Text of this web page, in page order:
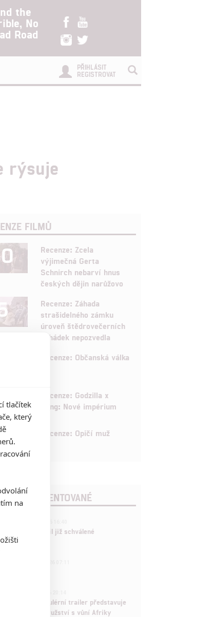
the
No
Road
PŘIHLÁSIT
REGISTROVAT
rýsuje
FILMŮ
Recenze: Zcela
výjimečná Gerta
Schnirch nebarví hnus
českých dějin narůžovo
Recenze: Záhada
strašidelného zámku
úroveň štědrovečerních
pohádek nepozvedla
Recenze: Občanská válka
Recenze: Godzilla x
Kong: Nové impérium
Recenze: Opičí muž
KOMENTOVANÉ
nečekaně zrušil již schválené
a kostí: Regulérní trailer představuje
fantasy dobrodružství s vůní Afriky
tlačítek
který
na